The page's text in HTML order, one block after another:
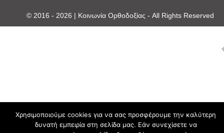
© 2016 - 2026 | Κοινωνία Ορθοδοξίας - All Rights Reserved
Χρησιμοποιούμε cookies για να σας προσφέρουμε την καλύτερη
δυνατή εμπειρία στη σελίδα μας. Εάν συνεχίσετε να